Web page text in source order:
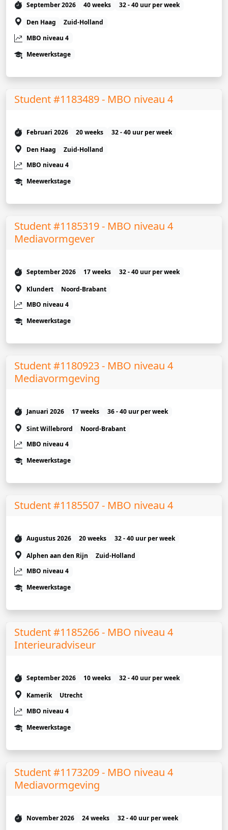
September 2026 40 weeks
32 - 40 uur per week
Den Haag
Zuid-Holland
MBO niveau 4
Meewerkstage
Student #1183489 - MBO niveau 4
Februari 2026 20 weeks
32 - 40 uur per week
Den Haag
Zuid-Holland
MBO niveau 4
Meewerkstage
Student #1185319 - MBO niveau 4
Mediavormgever
September 2026 17 weeks
32 - 40 uur per week
Klundert
Noord-Brabant
MBO niveau 4
Meewerkstage
Student #1180923 - MBO niveau 4
Mediavormgeving
Januari 2026 17 weeks
36 - 40 uur per week
Sint Willebrord
Noord-Brabant
MBO niveau 4
Meewerkstage
Student #1185507 - MBO niveau 4
Augustus 2026 20 weeks
32 - 40 uur per week
Alphen aan den Rijn
Zuid-Holland
MBO niveau 4
Meewerkstage
Student #1185266 - MBO niveau 4
Interieuradviseur
September 2026 10 weeks
32 - 40 uur per week
Kamerik
Utrecht
MBO niveau 4
Meewerkstage
Student #1173209 - MBO niveau 4
Mediavormgeving
November 2026 24 weeks
32 - 40 uur per week